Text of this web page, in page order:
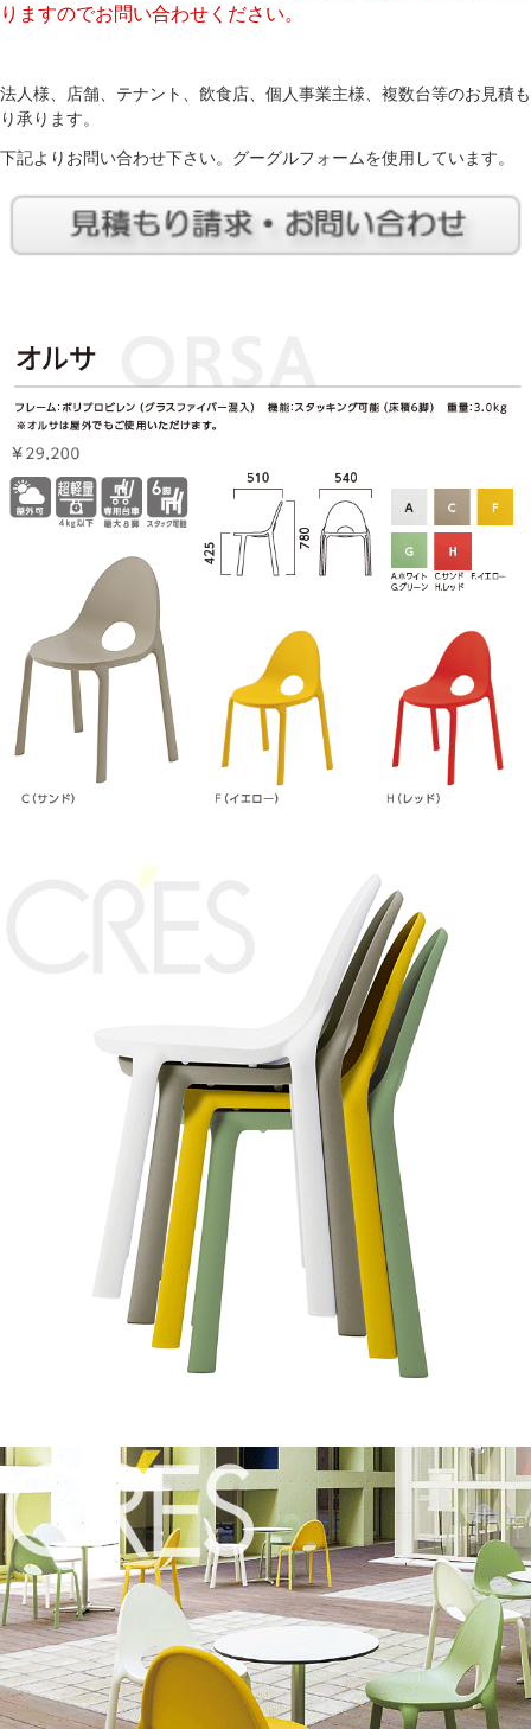
りますのでお問い合わせください。
法人様、店舗、テナント、飲食店、個人事業主様、複数台等のお見積も
り承ります。
下記よりお問い合わせ下さい。グーグルフォームを使用しています。